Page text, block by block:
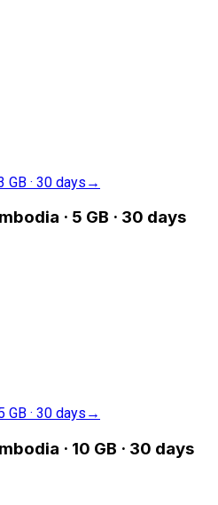
GB · 30 days →
· 5 GB · 30 days
GB · 30 days →
· 10 GB · 30 days